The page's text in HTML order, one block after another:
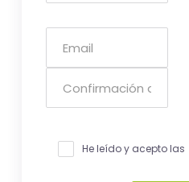
He leído y acepto las